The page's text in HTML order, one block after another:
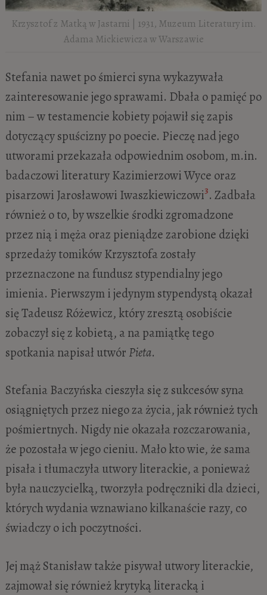
Krzysztof z Matką w Jastarni | 1931, Muzeum Literatury im.
Adama Mickiewicza w Warszawie
Stefania nawet po śmierci syna wykazywała
zainteresowanie jego sprawami. Dbała o pamięć po
nim – w testamencie kobiety pojawił się zapis
dotyczący spuścizny po poecie. Pieczę nad jego
utworami przekazała odpowiednim osobom, m.in.
badaczowi literatury Kazimierzowi Wyce oraz
pisarzowi Jarosławowi Iwaszkiewiczowi3. Zadbała
również o to, by wszelkie środki zgromadzone
przez nią i męża oraz pieniądze zarobione dzięki
sprzedaży tomików Krzysztofa zostały
przeznaczone na fundusz stypendialny jego
imienia. Pierwszym i jedynym stypendystą okazał
się Tadeusz Różewicz, który zresztą osobiście
zobaczył się z kobietą, a na pamiątkę tego
spotkania napisał utwór Pieta.
Stefania Baczyńska cieszyła się z sukcesów syna
osiągniętych przez niego za życia, jak również tych
pośmiertnych. Nigdy nie okazała rozczarowania,
że pozostała w jego cieniu. Mało kto wie, że sama
pisała i tłumaczyła utwory literackie, a ponieważ
była nauczycielką, tworzyła podręczniki dla dzieci,
których wydania wznawiano kilkanaście razy, co
świadczy o ich poczytności.
Jej mąż Stanisław także pisywał utwory literackie,
zajmował się również krytyką literacką i